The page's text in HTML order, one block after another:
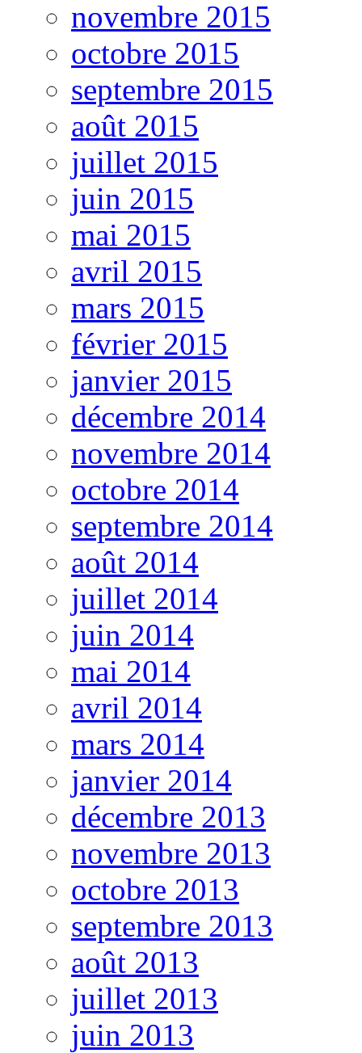
novembre 2015
octobre 2015
septembre 2015
août 2015
juillet 2015
juin 2015
mai 2015
avril 2015
mars 2015
février 2015
janvier 2015
décembre 2014
novembre 2014
octobre 2014
septembre 2014
août 2014
juillet 2014
juin 2014
mai 2014
avril 2014
mars 2014
janvier 2014
décembre 2013
novembre 2013
octobre 2013
septembre 2013
août 2013
juillet 2013
juin 2013